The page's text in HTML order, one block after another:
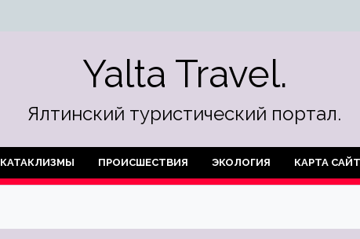
Yalta Travel.
Ялтинский туристический портал.
КАТАКЛИЗМЫ ПРОИСШЕСТВИЯ ЭКОЛОГИЯ КАРТА